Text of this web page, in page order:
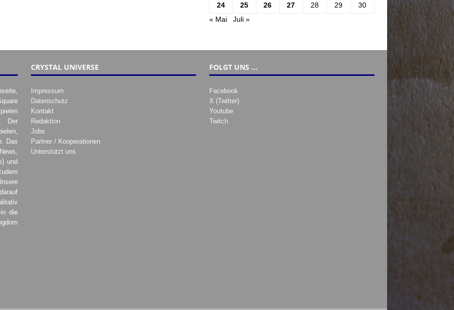
24 25 26 27 28 29
30
« Mai
Juli »
Der
Das
und
die
CRYSTAL UNIVERSE
Impressum
Datenschutz
Kontakt
Redaktion
Jobs
Partner / Kooperationen
Unterstützt uns
FOLGT UNS …
Facebook
X (Twitter)
Youtube
Twitch